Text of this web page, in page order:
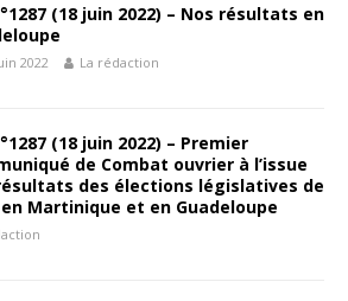
(18 juin 2022) – Nos résultats en
2022 La rédaction
(18 juin 2022) – Premier
de Combat ouvrier à l’issue
des élections législatives de
en Martinique et en Guadeloupe